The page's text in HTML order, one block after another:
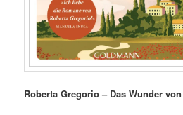
Roberta Gregorio – Das Wunder